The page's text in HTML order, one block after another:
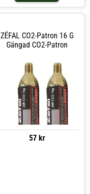
ZÉFAL CO2-Patron 16 G
Gängad CO2-Patron
57 kr